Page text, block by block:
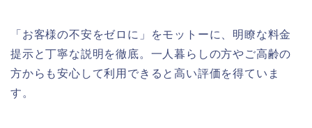
「お客様の不安をゼロに」をモットーに、明瞭な料金
提示と丁寧な説明を徹底。一人暮らしの方やご高齢の
方からも安心して利用できると高い評価を得ていま
す。